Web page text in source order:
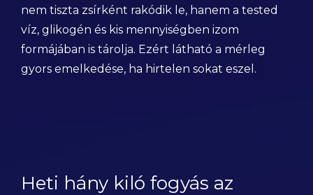
nem tiszta zsírként rakódik le, hanem a tested
víz, glikogén és kis mennyiségben izom
formájában is tárolja. Ezért látható a mérleg
gyors emelkedése, ha hirtelen sokat eszel.
Heti hány kiló fogyás az